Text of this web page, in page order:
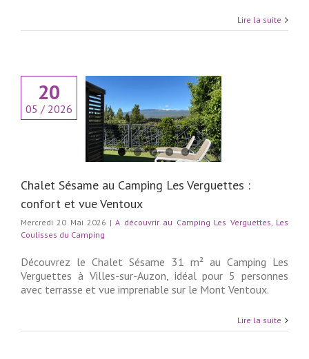
Lire la suite
20
05 / 2026
au Camping
: confort et
Chalet Sésame au Camping Les Verguettes :
confort et vue Ventoux
Mercredi 20 Mai 2026 | A découvrir au Camping Les Verguettes Les
Coulisses du Camping
Découvrez le Chalet Sésame 31 m² au Camping Les
Verguettes à Villes-sur-Auzon, idéal pour 5 personnes
avec terrasse et vue imprenable sur le Mont Ventoux.
Lire la suite